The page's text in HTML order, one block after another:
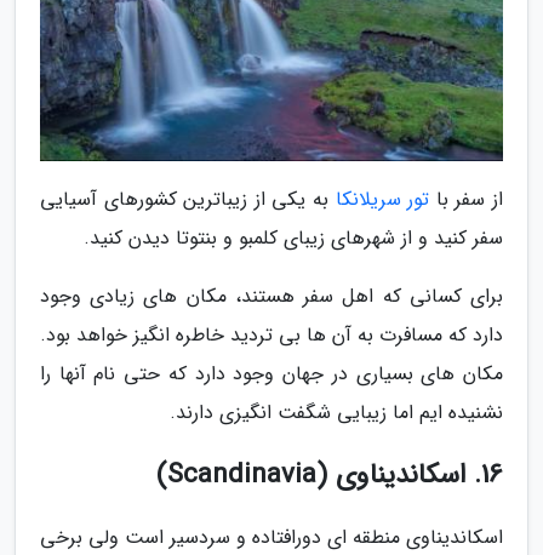
از سفر با تور سریلانکا به یکی از زیباترین کشورهای آسیایی
سفر کنید و از شهرهای زیبای کلمبو و بنتوتا دیدن کنید.
برای کسانی که اهل سفر هستند، مکان های زیادی وجود
دارد که مسافرت به آن ها بی تردید خاطره انگیز خواهد بود.
مکان های بسیاری در جهان وجود دارد که حتی نام آنها را
نشنیده ایم اما زیبایی شگفت انگیزی دارند.
16. اسکاندیناوی (Scandinavia)
اسکاندیناوی منطقه ای دورافتاده و سردسیر است ولی برخی